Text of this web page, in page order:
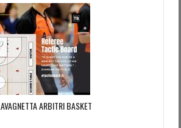
ARBITRI BASKET
dimenticato?